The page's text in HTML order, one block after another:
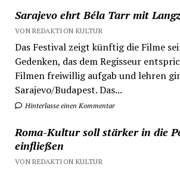
Sarajevo ehrt Béla Tarr mit
VON REDAKTION KULTUR
Das Festival zeigt künftig die Filme
Gedenken, das dem Regisseur
Filmen freiwillig aufgab und lehren
Sarajevo/Budapest. Das...
Hinterlasse einen Kommentar
Roma-Kultur soll stärker in die
einfließen
VON REDAKTION KULTUR